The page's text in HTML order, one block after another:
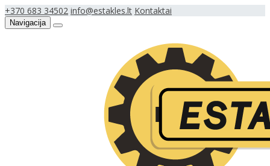
+370 683 34502 info@estakles.lt Kontaktai
Navigacija